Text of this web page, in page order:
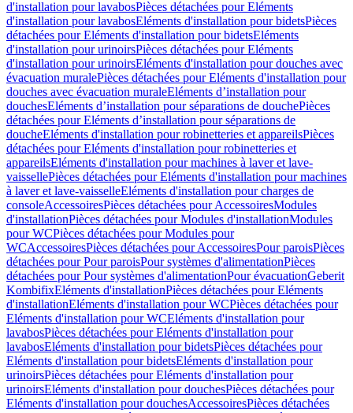
d'installation pour lavabosPièces détachées pour Eléments
d'installation pour lavabosEléments d'installation pour bidetsPièces
détachées pour Eléments d'installation pour bidetsEléments
d'installation pour urinoirsPièces détachées pour Eléments
d'installation pour urinoirsEléments d'installation pour douches avec
évacuation muralePièces détachées pour Eléments d'installation pour
douches avec évacuation muraleEléments d’installation pour
douchesEléments d’installation pour séparations de douchePièces
détachées pour Eléments d’installation pour séparations de
doucheEléments d'installation pour robinetteries et appareilsPièces
détachées pour Eléments d'installation pour robinetteries et
appareilsEléments d'installation pour machines à laver et lave-
vaissellePièces détachées pour Eléments d'installation pour machines
à laver et lave-vaisselleEléments d'installation pour charges de
consoleAccessoiresPièces détachées pour AccessoiresModules
d'installationPièces détachées pour Modules d'installationModules
pour WCPièces détachées pour Modules pour
WCAccessoiresPièces détachées pour AccessoiresPour paroisPièces
détachées pour Pour paroisPour systèmes d'alimentationPièces
détachées pour Pour systèmes d'alimentationPour évacuationGeberit
KombifixEléments d'installationPièces détachées pour Eléments
d'installationEléments d'installation pour WCPièces détachées pour
Eléments d'installation pour WCEléments d'installation pour
lavabosPièces détachées pour Eléments d'installation pour
lavabosEléments d'installation pour bidetsPièces détachées pour
Eléments d'installation pour bidetsEléments d'installation pour
urinoirsPièces détachées pour Eléments d'installation pour
urinoirsEléments d'installation pour douchesPièces détachées pour
Eléments d'installation pour douchesAccessoiresPièces détachées